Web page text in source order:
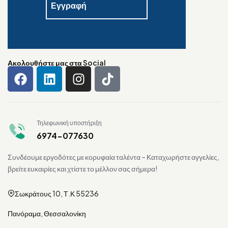
Ακολουθήστε μας στα Social
Τηλεφωνική υποστήριξη
6974-077630
Συνδέουμε εργοδότες με κορυφαία ταλέντα – Καταχωρήστε αγγελίες,
βρείτε ευκαιρίες και χτίστε το μέλλον σας σήμερα!
Σωκράτους 10, Τ.Κ 55236
Πανόραμα, Θεσσαλονίκη